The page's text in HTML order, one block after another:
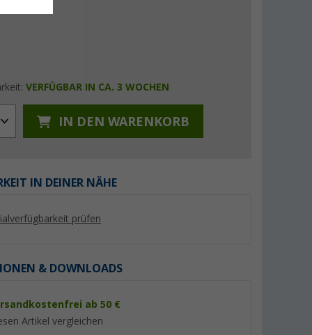
VERFÜGBAR IN CA. 3 WOCHEN
IN DEN WARENKORB
IN DEINER NÄHE
prüfen
& DOWNLOADS
ab 50 €
Artikel vergleichen
%